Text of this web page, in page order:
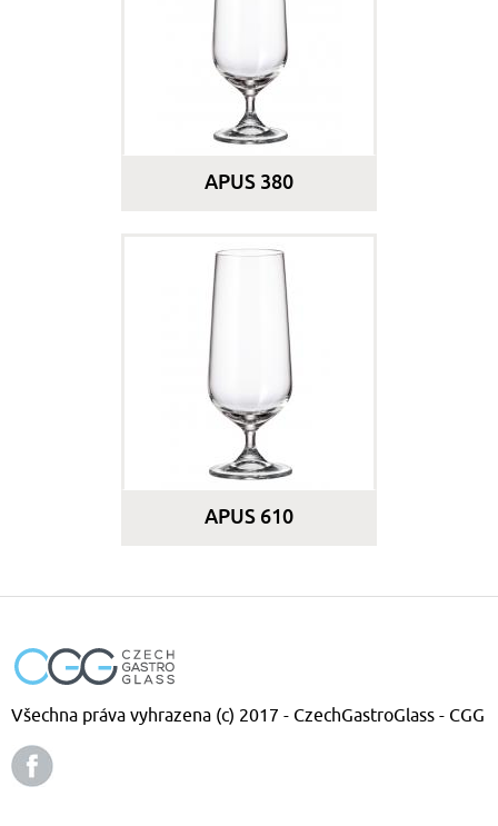
APUS 380
APUS 610
Všechna práva vyhrazena (c) 2017 - CzechGastroGlass - CGG